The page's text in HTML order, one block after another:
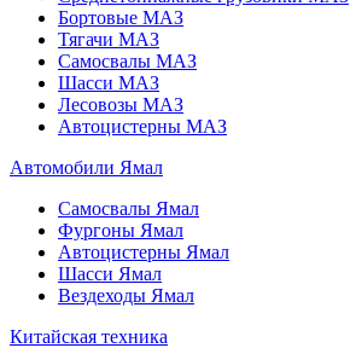
Бортовые МАЗ
Тягачи МАЗ
Самосвалы МАЗ
Шасси МАЗ
Лесовозы МАЗ
Автоцистерны МАЗ
Автомобили Ямал
Самосвалы Ямал
Фургоны Ямал
Автоцистерны Ямал
Шасси Ямал
Вездеходы Ямал
Китайская техника